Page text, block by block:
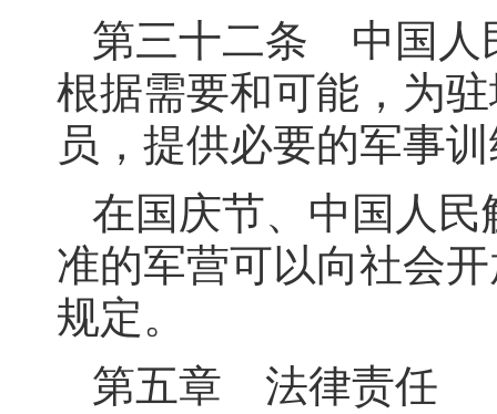
第三十二条 中国人
根据需要和可能，为
员，提供必要的军事
在国庆节、中国人
准的军营可以向社会
规定。
第五章 法律责任